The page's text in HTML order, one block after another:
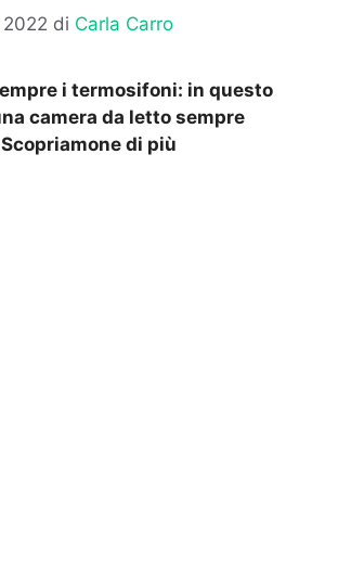
di Carla Carro
i termosifoni: in questo
camera da letto sempre
di più